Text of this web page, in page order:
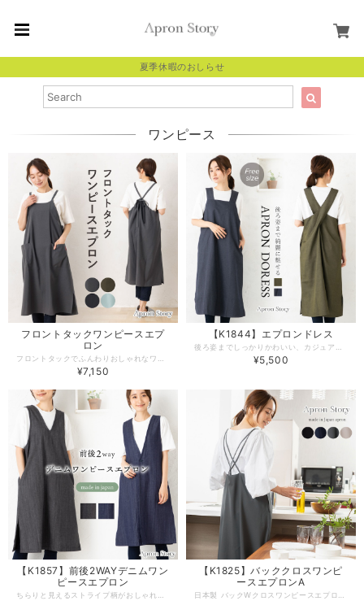
夏季休暇のおしらせ
ワンピース
フロントタックワンピースエプ
ロン
¥7,150
【K1844】エプロンドレス
¥5,500
【K1857】前後2WAYデニムワン
ピースエプロン
【K1825】バッククロスワンピ
ースエプロンA